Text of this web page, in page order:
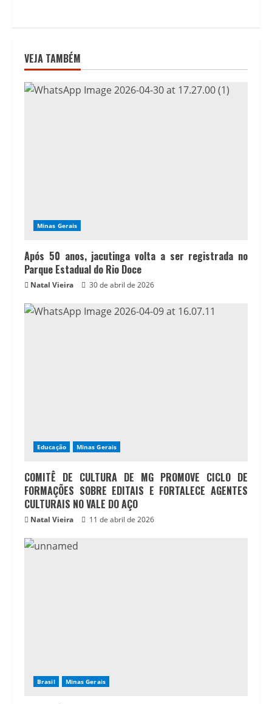
VEJA TAMBÉM
Minas Gerais
Após 50 anos, jacutinga volta a ser registrada no
Parque Estadual do Rio Doce
Natal Vieira 30 de abril de 2026
Educação Minas Gerais
COMITÊ DE CULTURA DE MG PROMOVE CICLO DE
FORMAÇÕES SOBRE EDITAIS E FORTALECE AGENTES
CULTURAIS NO VALE DO AÇO
Natal Vieira 11 de abril de 2026
Brasil Minas Gerais